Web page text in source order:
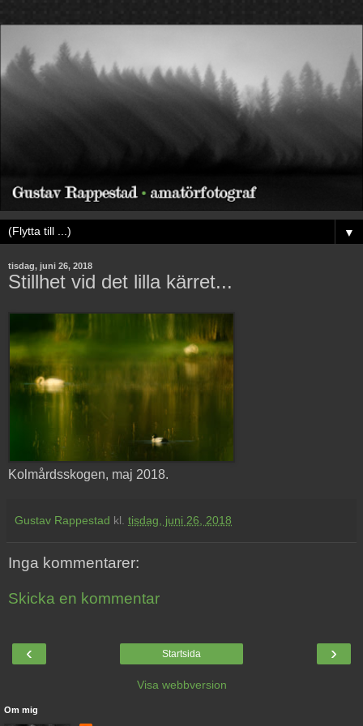
▼
tisdag, juni 26, 2018
Stillhet vid det lilla kärret...
Kolmårdsskogen, maj 2018.
Gustav Rappestad kl. tisdag, juni 26, 2018
Inga kommentarer:
Skicka en kommentar
‹ ›
Startsida
Visa webbversion
Om mig